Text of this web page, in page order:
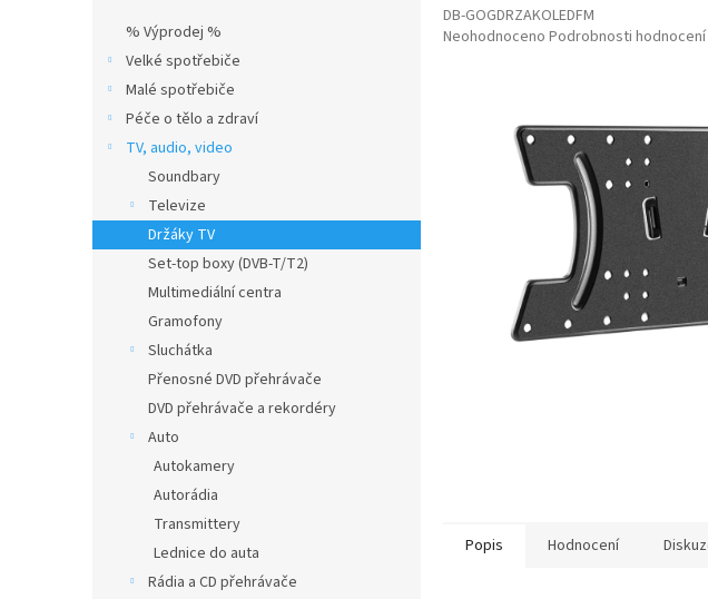
e
l
% Výprodej %
Velké spotřebiče
Malé spotřebiče
Péče o tělo a zdraví
TV, audio, video
Soundbary
Televize
Držáky TV
Set-top boxy (DVB-T/T2)
Multimediální centra
Gramofony
Sluchátka
Přenosné DVD přehrávače
DVD přehrávače a rekordéry
Auto
Autokamery
Autorádia
Transmittery
Lednice do auta
Rádia a CD přehrávače
DB-GOGDRZAKOLEDFM
Průměrné
Neohodnoceno Podrobnosti hodnocení
Popis Hodnocení